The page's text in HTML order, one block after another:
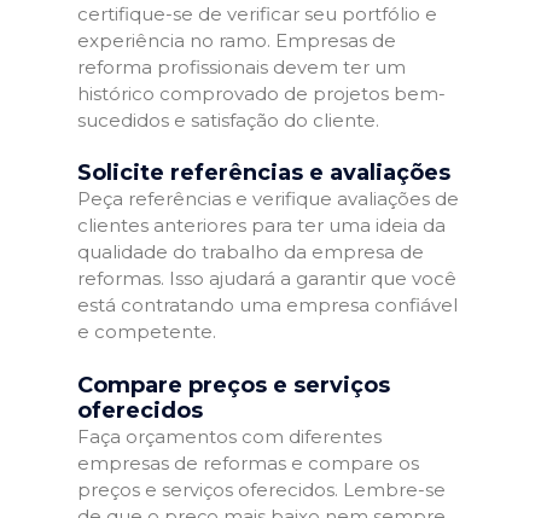
certifique-se de verificar seu portfólio e
experiência no ramo. Empresas de
reforma profissionais devem ter um
histórico comprovado de projetos bem-
sucedidos e satisfação do cliente.
Solicite referências e avaliações
Peça referências e verifique avaliações de
clientes anteriores para ter uma ideia da
qualidade do trabalho da empresa de
reformas. Isso ajudará a garantir que você
está contratando uma empresa confiável
e competente.
Compare preços e serviços
oferecidos
Faça orçamentos com diferentes
empresas de reformas e compare os
preços e serviços oferecidos. Lembre-se